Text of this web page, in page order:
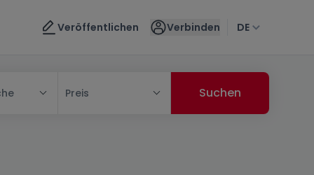
Veröffentlichen Verbinden DE
Preis